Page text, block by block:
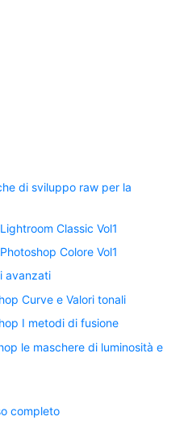
di sviluppo raw per la
Classic Vol1
Colore Vol1
avanzati
Curve e Valori tonali
I metodi di fusione
le maschere di luminosità e
completo